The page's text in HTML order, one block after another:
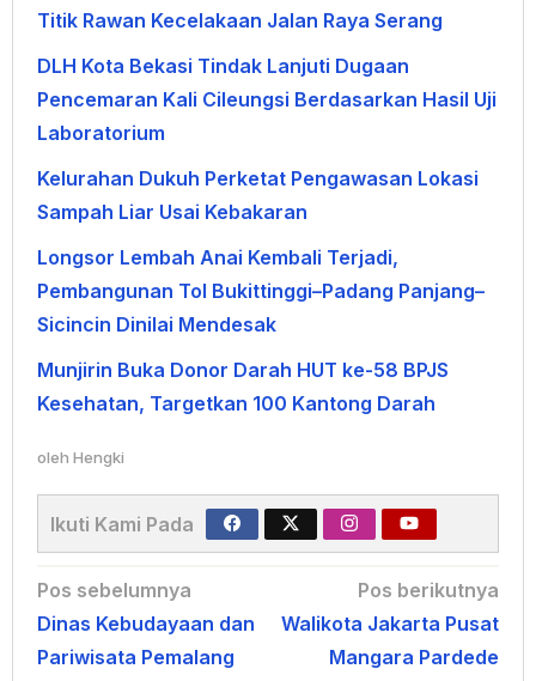
Titik Rawan Kecelakaan Jalan Raya Serang
DLH Kota Bekasi Tindak Lanjuti Dugaan
Pencemaran Kali Cileungsi Berdasarkan Hasil Uji
Laboratorium
Kelurahan Dukuh Perketat Pengawasan Lokasi
Sampah Liar Usai Kebakaran
Longsor Lembah Anai Kembali Terjadi,
Pembangunan Tol Bukittinggi–Padang Panjang–
Sicincin Dinilai Mendesak
Munjirin Buka Donor Darah HUT ke-58 BPJS
Kesehatan, Targetkan 100 Kantong Darah
oleh Hengki
Ikuti Kami Pada
Navigasi
pos
Pos sebelumnya
Dinas Kebudayaan dan
Pariwisata Pemalang
Pos berikutnya
Walikota Jakarta Pusat
Mangara Pardede